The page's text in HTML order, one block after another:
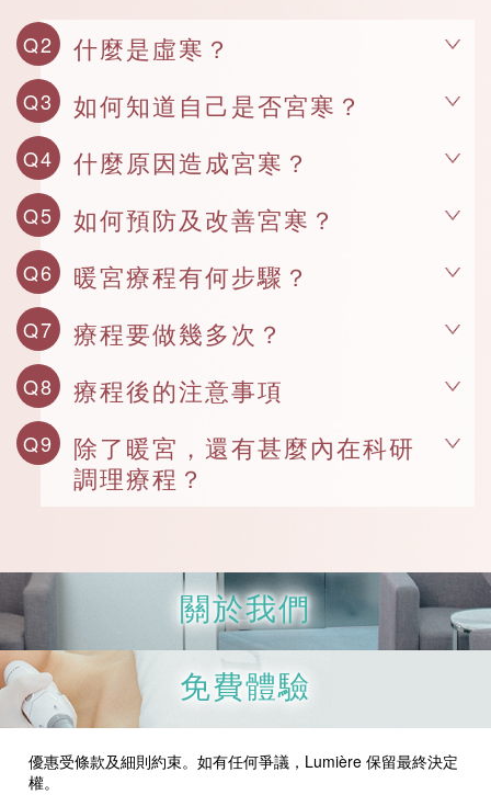
Q2 什麼是虛寒？
Q3 如何知道自己是否宮寒？
Q4 什麼原因造成宮寒？
Q5 如何預防及改善宮寒？
Q6 暖宮療程有何步驟？
Q7 療程要做幾多次？
Q8 療程後的注意事項
Q9
除了暖宮，還有甚麼內在科研
調理療程？
關於我們
免費體驗
優惠受條款及細則約束。如有任何爭議，Lumière 保留最終決定
權。